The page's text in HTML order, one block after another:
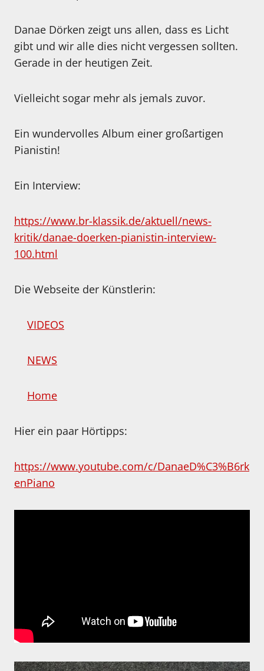
Danae Dörken zeigt uns allen, dass es Licht
gibt und wir alle dies nicht vergessen sollten.
Gerade in der heutigen Zeit.
Vielleicht sogar mehr als jemals zuvor.
Ein wundervolles Album einer großartigen
Pianistin!
Ein Interview:
https://www.br-klassik.de/aktuell/news-
kritik/danae-doerken-pianistin-interview-
100.html
Die Webseite der Künstlerin:
VIDEOS
NEWS
Home
Hier ein paar Hörtipps:
https://www.youtube.com/c/DanaeD%C3%B6rk
enPiano